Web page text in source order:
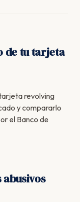
de tu tarjeta
revolving
y compararlo
el Banco de